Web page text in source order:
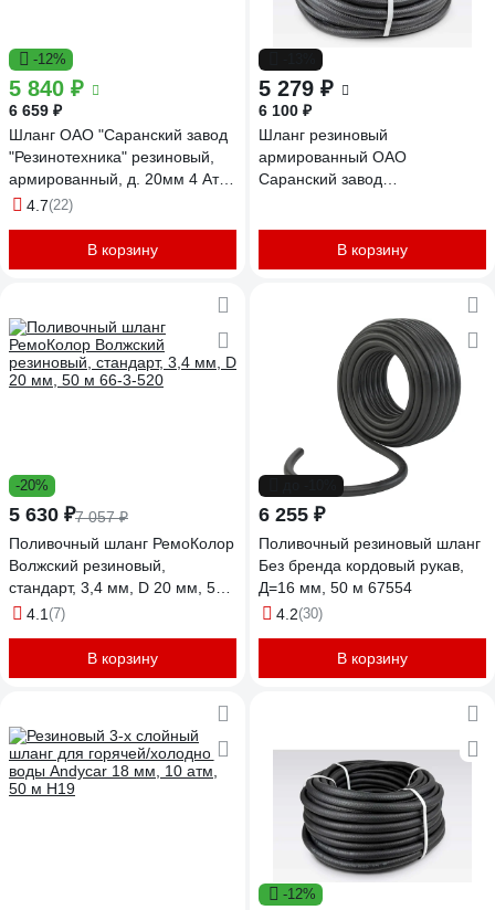
-12%
5 840 ₽
6 659 ₽
Шланг ОАО "Саранский завод
"Резинотехника" резиновый,
армированный, д. 20мм 4 Атм
СзРТ (рукав) поливочный 50м
4.7(22)
В корзину
5 279 ₽
6 100 ₽
Шланг резиновый
армированный ОАО
Саранский завод
для отбойного молотка,
компрессора 50м СЗРТ 18-1,0-
В корзину
-20%
5 630 ₽7 057 ₽
Поливочный шланг РемоКолор
Волжский резиновый,
стандарт, 3,4 мм, D 20 мм, 50
м 66-3-520
4.1 (7)
В корзину
6 255 ₽
Поливочный резиновый шланг
Без бренда кордовый рукав,
Д=16 мм, 50 м 67554
4.2(30)
В корзину
-12%